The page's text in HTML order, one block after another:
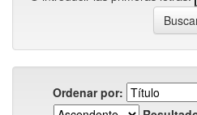
Ordenar por: